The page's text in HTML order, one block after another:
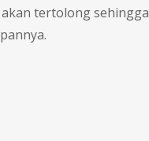
tertolong sehingga